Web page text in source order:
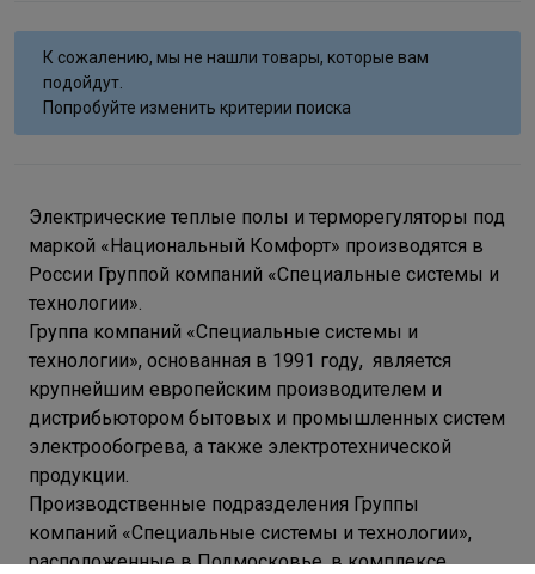
К сожалению, мы не нашли товары, которые вам
подойдут.
Попробуйте изменить критерии поиска
Электрические теплые полы и терморегуляторы под
маркой «Национальный Комфорт» производятся в
России Группой компаний «Специальные системы и
технологии».
Группа компаний «Специальные системы и
технологии», основанная в 1991 году, является
крупнейшим европейским производителем и
дистрибьютором бытовых и промышленных систем
электрообогрева, а также электротехнической
продукции.
Производственные подразделения Группы
компаний «Специальные системы и технологии»,
расположенные в Подмосковье, в комплексе